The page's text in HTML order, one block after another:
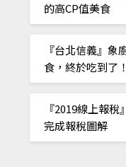
的高CP值美食
『台北信義』
食，終於吃到了！
『2019線上報
完成報稅圖解